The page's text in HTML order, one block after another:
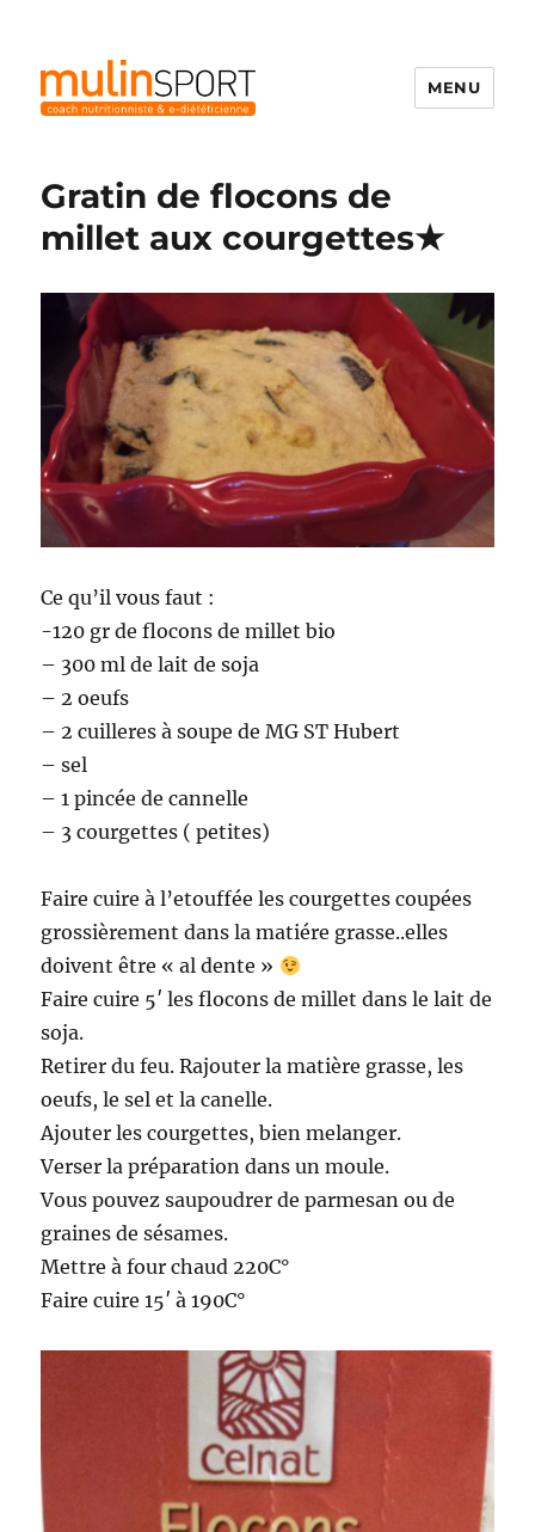
MENU
Gratin de flocons de
millet aux courgettes★
Ce qu’il vous faut :
-120 gr de flocons de millet bio
– 300 ml de lait de soja
– 2 oeufs
– 2 cuilleres à soupe de MG ST Hubert
– sel
– 1 pincée de cannelle
– 3 courgettes ( petites)
Faire cuire à l’etouffée les courgettes coupées
grossièrement dans la matiére grasse..elles
doivent être « al dente »
Faire cuire 5′ les flocons de millet dans le lait de
soja.
Retirer du feu. Rajouter la matière grasse, les
oeufs, le sel et la canelle.
Ajouter les courgettes, bien melanger.
Verser la préparation dans un moule.
Vous pouvez saupoudrer de parmesan ou de
graines de sésames.
Mettre à four chaud 220C°
Faire cuire 15′ à 190C°